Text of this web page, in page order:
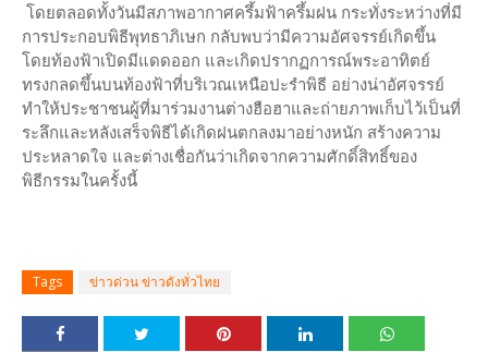
โดยตลอดทั้งวันมีสภาพอากาศครึ้มฟ้าครึ้มฝน กระทั่งระหว่างที่มี
การประกอบพิธีพุทธาภิเษก กลับพบว่ามีความอัศจรรย์เกิดขึ้น
โดยท้องฟ้าเปิดมีแดดออก และเกิดปรากฏการณ์พระอาทิตย์
ทรงกลดขึ้นบนท้องฟ้าที่บริเวณเหนือปะรำพิธี อย่างน่าอัศจรรย์
ทำให้ประชาชนผู้ที่มาร่วมงานต่างฮือฮาและถ่ายภาพเก็บไว้เป็นที่
ระลึกและหลังเสร็จพิธีได้เกิดฝนตกลงมาอย่างหนัก สร้างความ
ประหลาดใจ และต่างเชื่อกันว่าเกิดจากความศักดิ์สิทธิ์ของ
พิธีกรรมในครั้งนี้
Tags ข่าวด่วน ข่าวดังทั่วไทย